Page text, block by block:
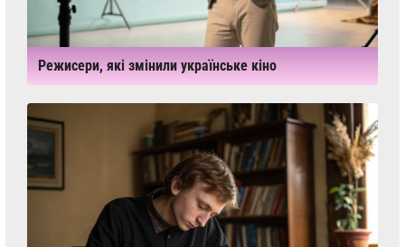
Режисери, які змінили українське кіно